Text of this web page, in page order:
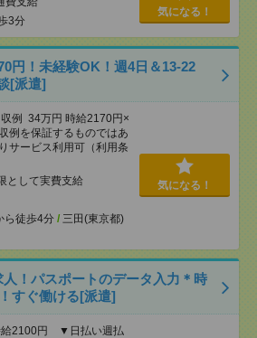
3分
気になる！
円！未経験OK！週4日＆13-22
[派遣]
例 34万円 時給2170円×
を保証するものではあ
サービス利用可（利用条
として実費支給
ら徒歩4分 / 三田(東京都)
気になる！
人！パスポートのデータ入力＊時
すぐ働ける[派遣]
給2100円 ▼日払い週払